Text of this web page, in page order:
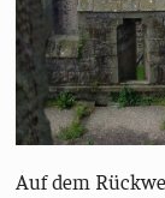
Auf dem